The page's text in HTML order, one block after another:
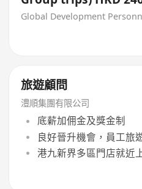
Global Development
旅遊顧問
澧順集團有限公司
底薪加佣金及獎金制
良好晉升機會，員工旅
港九新界多區門店就近